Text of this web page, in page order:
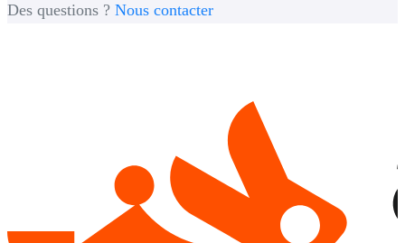
Des questions ? Nous contacter